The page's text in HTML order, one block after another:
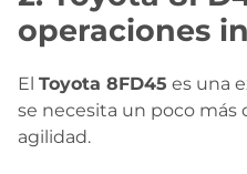
operaciones
El Toyota 8FD45 es una
se necesita un poco más
agilidad.